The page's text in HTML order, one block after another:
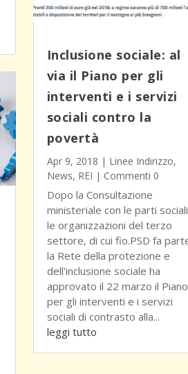
Inclusione sociale: al
via il Piano per gli
interventi e i servizi
sociali contro la
povertà
Apr 9, 2018 | Linee Indirizzo,
News, REI | Commenti 0
Dopo la Consultazione
ministeriale con le parti
le organizzazioni del terzo
settore, di cui fio.PSD fa
la Rete della protezione e
dell'inclusione sociale ha
approvato il 22 marzo il Piano
per gli interventi e i servizi
sociali di contrasto alla...
leggi tutto